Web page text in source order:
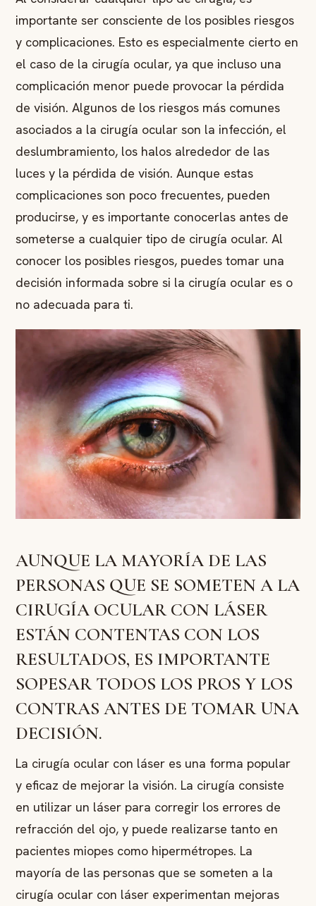
importante ser consciente de los posibles riesgos
y complicaciones. Esto es especialmente cierto en
el caso de la cirugía ocular, ya que incluso una
complicación menor puede provocar la pérdida
de visión. Algunos de los riesgos más comunes
asociados a la cirugía ocular son la infección, el
deslumbramiento, los halos alrededor de las
luces y la pérdida de visión. Aunque estas
complicaciones son poco frecuentes, pueden
producirse, y es importante conocerlas antes de
someterse a cualquier tipo de cirugía ocular. Al
conocer los posibles riesgos, puedes tomar una
decisión informada sobre si la cirugía ocular es o
no adecuada para ti.
AUNQUE LA MAYORÍA DE LAS
PERSONAS QUE SE SOMETEN A LA
CIRUGÍA OCULAR CON LÁSER
ESTÁN CONTENTAS CON LOS
RESULTADOS, ES IMPORTANTE
SOPESAR TODOS LOS PROS Y LOS
CONTRAS ANTES DE TOMAR UNA
DECISIÓN.
La cirugía ocular con láser es una forma popular
y eficaz de mejorar la visión. La cirugía consiste
en utilizar un láser para corregir los errores de
refracción del ojo, y puede realizarse tanto en
pacientes miopes como hipermétropes. La
mayoría de las personas que se someten a la
cirugía ocular con láser experimentan mejoras